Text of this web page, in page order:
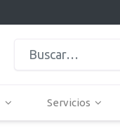
Servicios